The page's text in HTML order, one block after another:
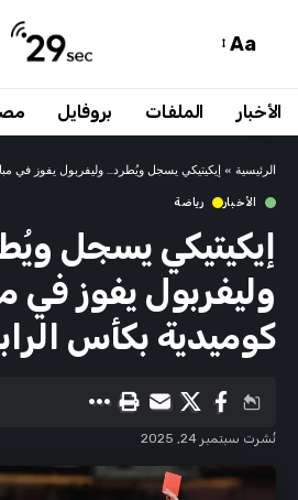
Aa
الأخبار الملفات بروفايل
الرئيسية » إيكيتيكي يسجل ويُطرد… وليفربول يفوز في
الأخبار رياضة
إيكيتيكي يسجل
وليفربول يفوز في
كوميدية بكأس
نُشرت سبتمبر 24, 2025